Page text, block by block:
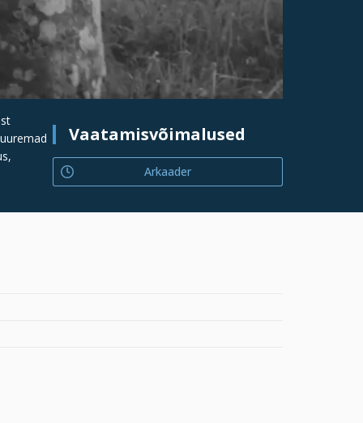
Vaatamisvõimalused
Arkaader